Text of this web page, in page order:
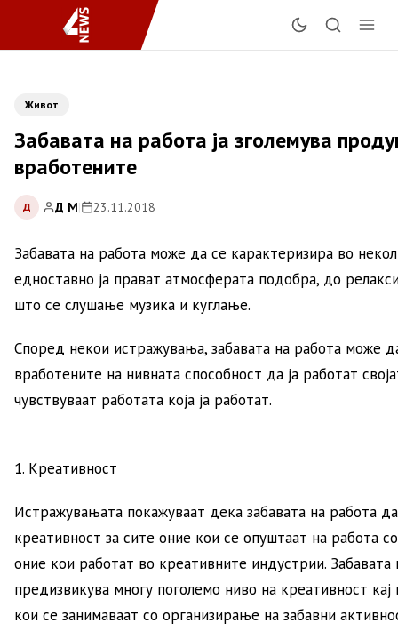
Живот
Забавата на работа ја зголемува
вработените
Д Д М| 23.11.2018
Забавата на работа може да се карактеризира во
едноставно ја прават атмосферата подобра, до
што се слушање музика и куглање.
Според некои истражувања, забавата на работа може
вработените на нивната способност да ја работат
чувствуваат работата која ја работат.
1. Креативност
Истражувањата покажуваат дека забавата на работа
креативност за сите оние кои се опуштаат на работа
оние кои работат во креативните индустрии.
предизвикува многу поголемo ниво на креативност
кои се занимаваат со организирање на забавни